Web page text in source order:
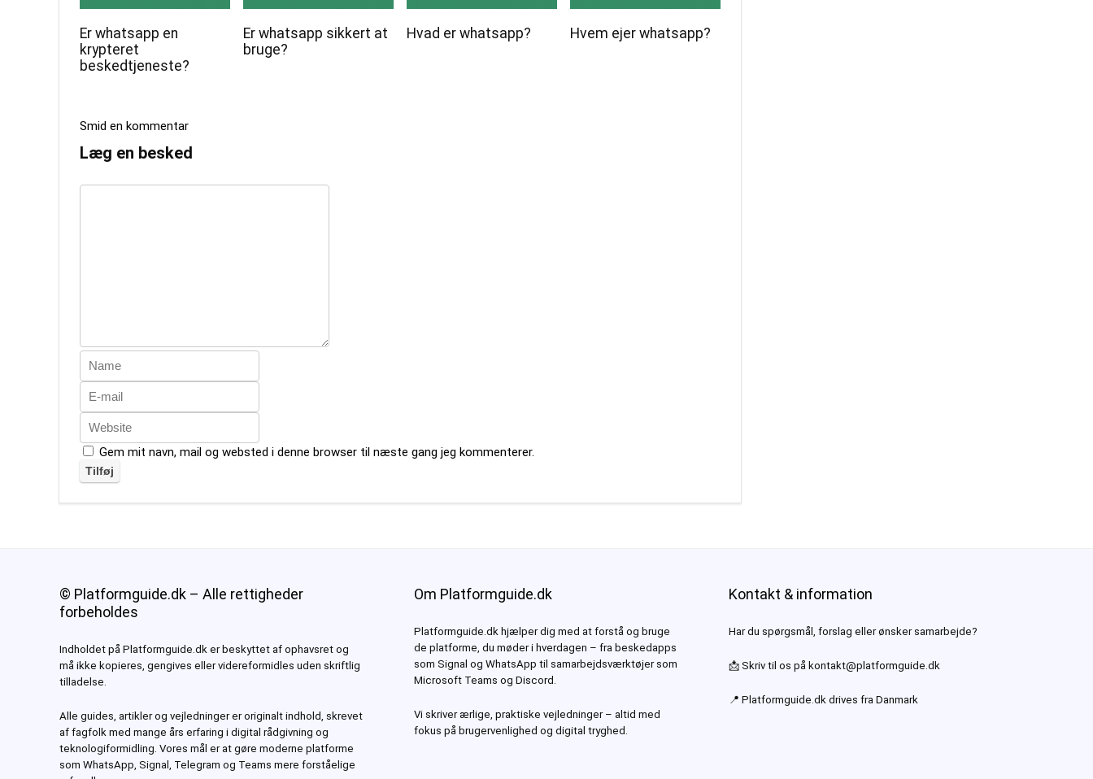
Er whatsapp en
krypteret
beskedtjeneste?
Er whatsapp sikkert at
bruge?
Hvad er whatsapp? Hvem ejer whatsapp?
Smid en kommentar
Læg en besked
Gem mit navn, mail og websted i denne browser til næste gang jeg kommenterer.
© Platformguide.dk – Alle rettigheder
forbeholdes
Indholdet på Platformguide.dk er beskyttet af ophavsret og
må ikke kopieres, gengives eller videreformidles uden skriftlig
tilladelse.
Alle guides, artikler og vejledninger er originalt indhold, skrevet
af fagfolk med mange års erfaring i digital rådgivning og
teknologiformidling. Vores mål er at gøre moderne platforme
som WhatsApp, Signal, Telegram og Teams mere forståelige
Om Platformguide.dk
Platformguide.dk hjælper dig med at forstå og bruge
de platforme, du møder i hverdagen – fra beskedapps
som Signal og WhatsApp til samarbejdsværktøjer som
Microsoft Teams og Discord.
Vi skriver ærlige, praktiske vejledninger – altid med
fokus på brugervenlighed og digital tryghed.
Kontakt & information
Har du spørgsmål, forslag eller ønsker samarbejde?
📩 Skriv til os på kontakt@platformguide.dk
📍 Platformguide.dk drives fra Danmark